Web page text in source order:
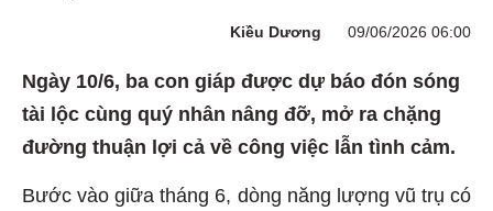
Kiều Dương 09/06/2026 06:00
Ngày 10/6, ba con giáp được dự báo đón sóng
tài lộc cùng quý nhân nâng đỡ, mở ra chặng
đường thuận lợi cả về công việc lẫn tình cảm.
Bước vào giữa tháng 6, dòng năng lượng vũ trụ có